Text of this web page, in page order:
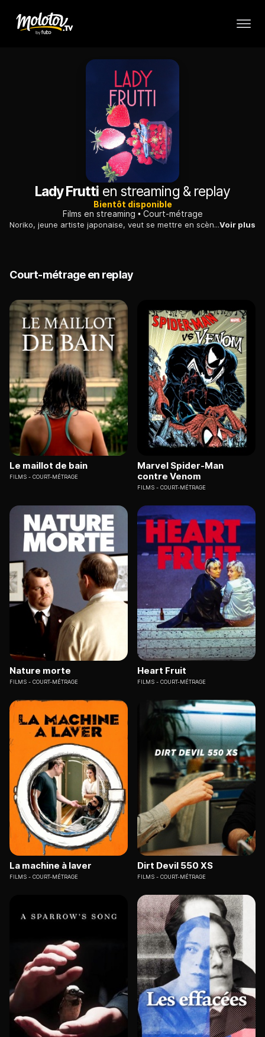
Lady Frutti en streaming & replay
Bientôt disponible
Films en streaming
Court-métrage
Noriko, jeune artiste japonaise, veut se mettre en scène sur l'esplanade du Palais de Chaillot chantant et dansant «The Lady in the Tutti Frutti Hat» de Carmen Miranda...Voir plus
Court-métrage en replay
Le maillot de bain
FILMS COURT-MÉTRAGE
Marvel Spider-Man
contre Venom
FILMS COURT-MÉTRAGE
Nature morte
FILMS COURT-MÉTRAGE
Heart Fruit
FILMS COURT-MÉTRAGE
La machine à laver
FILMS COURT-MÉTRAGE
Dirt Devil 550 XS
FILMS COURT-MÉTRAGE